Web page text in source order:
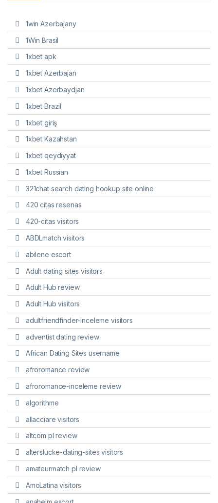
1win Azerbajany
1Win Brasil
1xbet apk
1xbet Azerbajan
1xbet Azerbaydjan
1xbet Brazil
1xbet giriş
1xbet Kazahstan
1xbet qeydiyyat
1xbet Russian
321chat search dating hookup site online
420 citas resenas
420-citas visitors
ABDLmatch visitors
abilene escort
Adult dating sites visitors
Adult Hub review
Adult Hub visitors
adultfriendfinder-inceleme visitors
adventist dating review
African Dating Sites username
afroromance review
afroromance-inceleme review
algorithme
allacciare visitors
altcom pl review
alterslucke-dating-sites visitors
amateurmatch pl review
AmoLatina visitors